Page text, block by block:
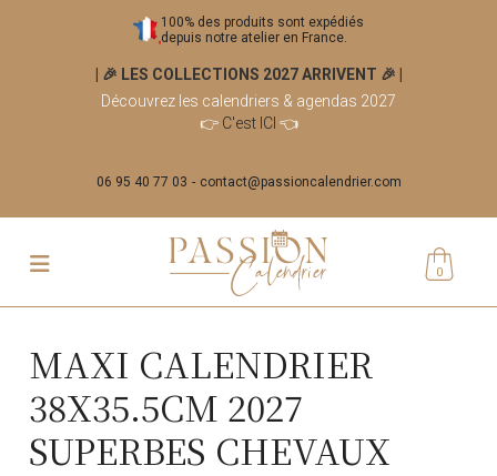
100% des produits sont expédiés
depuis notre atelier en France.
| 🎉 LES COLLECTIONS 2027 ARRIVENT 🎉
Découvrez les calendriers & agendas 2027
👉 C'est ICI 👈
06 95 40 77 03 contact@passioncalendrier.com
0
MAXI CALENDRIER
38X35.5CM 2027
SUPERBES CHEVAUX